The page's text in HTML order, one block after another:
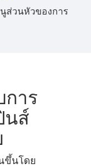
นูส่วนหัวของการ
าร
นส์
ขึ้นโดย